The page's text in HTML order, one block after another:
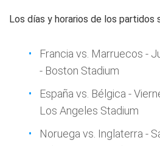
Los días y horarios de los partidos
Francia vs. Marruecos -
- Boston Stadium
España vs. Bélgica -
Los Angeles Stadium
Noruega vs. Inglaterra -